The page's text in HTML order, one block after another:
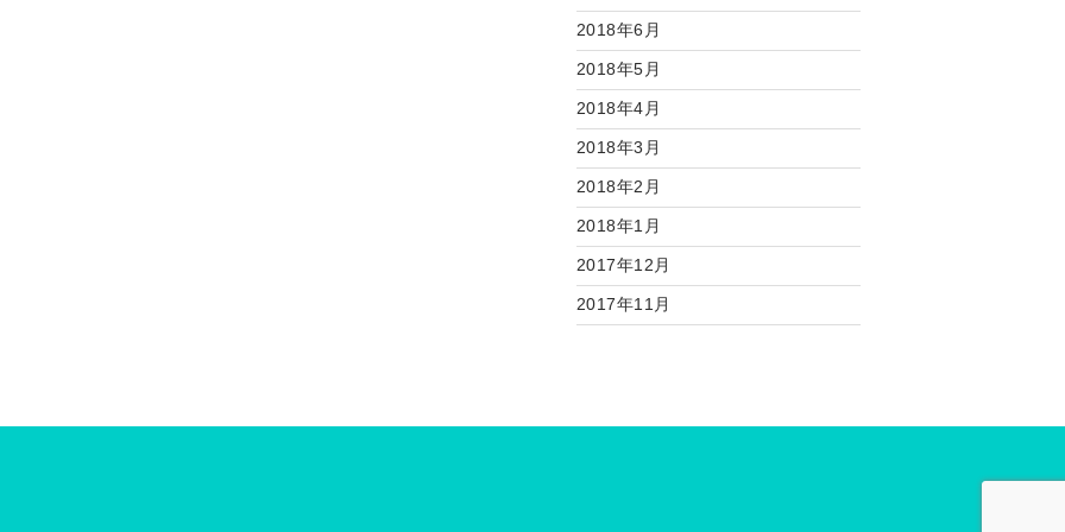
2018年6月
2018年5月
2018年4月
2018年3月
2018年2月
2018年1月
2017年12月
2017年11月